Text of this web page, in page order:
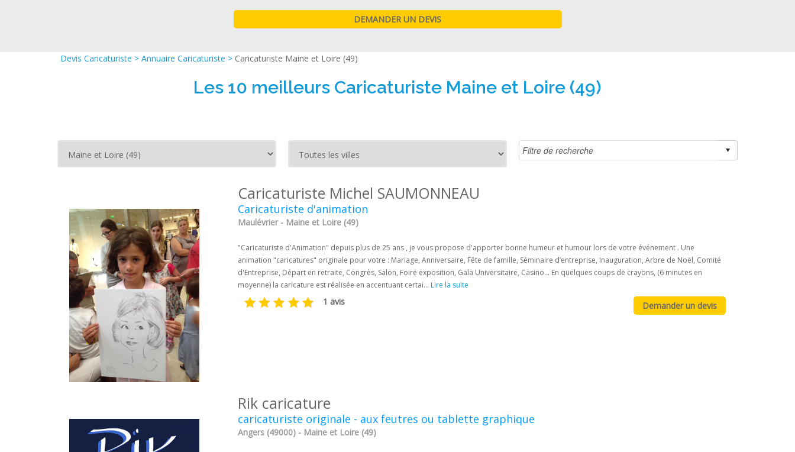
Devis Caricaturiste > Annuaire Caricaturiste > Caricaturiste Maine et Loire (49)
Les 10 meilleurs Caricaturiste Maine et Loire (49)
Caricaturiste Michel SAUMONNEAU
Caricaturiste d'animation
Maulévrier - Maine et Loire (49)
"Caricaturiste d'Animation" depuis plus de 25 ans , je vous propose d'apporter bonne humeur et humour lors de votre événement . Une
animation "caricatures" originale pour votre : Mariage, Anniversaire, Fête de famille, Séminaire d’entreprise, Inauguration, Arbre de Noël, Comité
d'Entreprise, Départ en retraite, Congrès, Salon, Foire exposition, Gala Universitaire, Casino... En quelques coups de crayons, (6 minutes en
moyenne) la caricature est réalisée en accentuant certai... Lire la suite
1 avis
Rik caricature
caricaturiste originale - aux feutres ou tablette graphique
Angers (49000) - Maine et Loire (49)